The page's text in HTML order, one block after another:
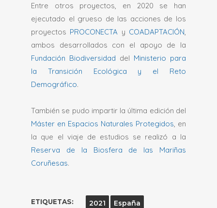
Entre otros proyectos, en 2020 se han
ejecutado el grueso de las acciones de los
proyectos PROCONECTA y COADAPTACIÓN
ambos desarrollados con el apoyo de la
Fundación Biodiversidad del Ministerio para
la Transición Ecológica y el Reto
Demográfico.
También se pudo impartir la última edición del
Máster en Espacios Naturales Protegidos , en
la que el viaje de estudios se realizó a la
Reserva de la Biosfera de las Mariñas
Coruñesas.
ETIQUETAS: 2021
España